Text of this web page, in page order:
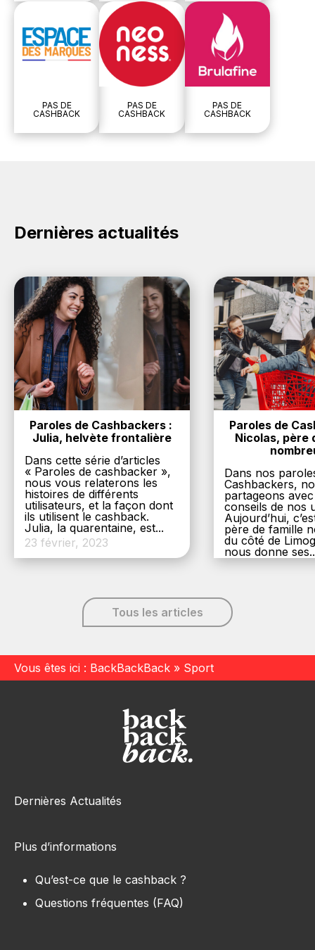
PAS DE
CASHBACK
PAS DE
CASHBACK
PAS DE
CASHBACK
Dernières actualités
Paroles de Cashbackers :
Julia, helvète frontalière
Dans cette série d’articles
« Paroles de cashbacker »,
nous vous relaterons les
histoires de différents
utilisateurs, et la façon dont
ils utilisent le cashback.
Julia, la quarentaine, est...
23 février, 2023
Paroles de
Nicolas, père
Dans nos
Cashbackers,
partageons
conseils de nos
Aujourd’hui,
père de famille
du côté de
nous donne
6 décembre,
Tous les articles
Vous êtes ici : BackBackBack » Sport
Dernières Actualités
Plus d’informations
Qu’est-ce que le cashback ?
Questions fréquentes (FAQ)